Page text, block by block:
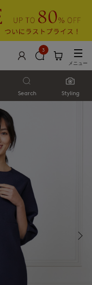
3
メニュー
Search Styling